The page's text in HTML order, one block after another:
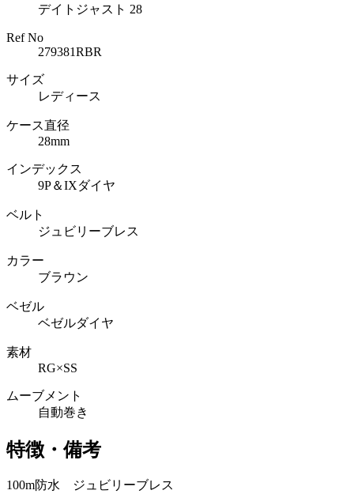
デイトジャスト 28
Ref No
279381RBR
サイズ
レディース
ケース直径
28mm
インデックス
9P＆IXダイヤ
ベルト
ジュビリーブレス
カラー
ブラウン
ベゼル
ベゼルダイヤ
素材
RG×SS
ムーブメント
自動巻き
特徴・備考
100m防水 ジュビリーブレス